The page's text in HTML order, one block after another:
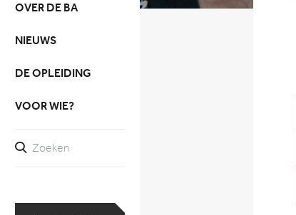
OVER DE BA
NIEUWS
DE OPLEIDING
VOOR WIE?